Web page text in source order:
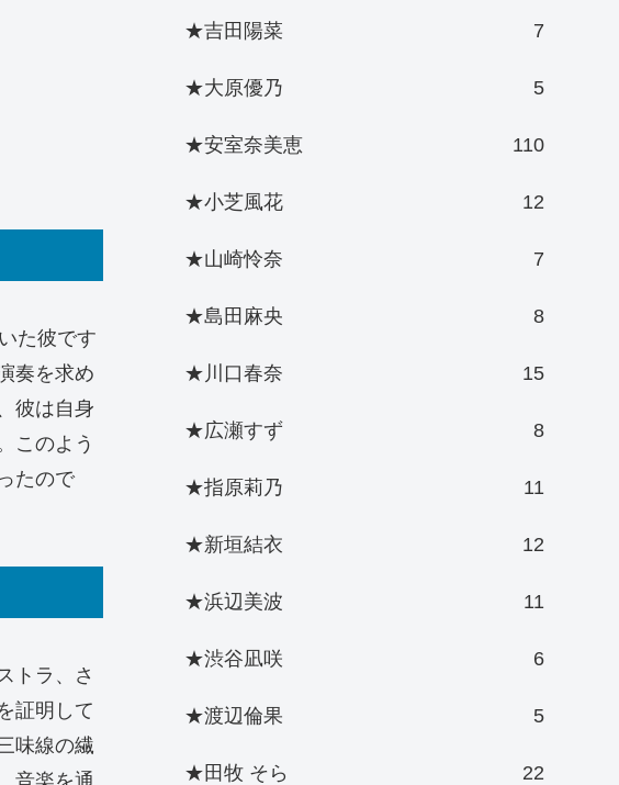
た彼です
奏を求め
彼は自身
このよう
たので
トラ、さ
証明して
味線の繊
★吉田陽菜 7
★大原優乃 5
★安室奈美恵 110
★小芝風花 12
★山崎怜奈 7
★島田麻央 8
★川口春奈 15
★広瀬すず 8
★指原莉乃 11
★新垣結衣 12
★浜辺美波 11
★渋谷凪咲 6
★渡辺倫果 5
★田牧 そら 22